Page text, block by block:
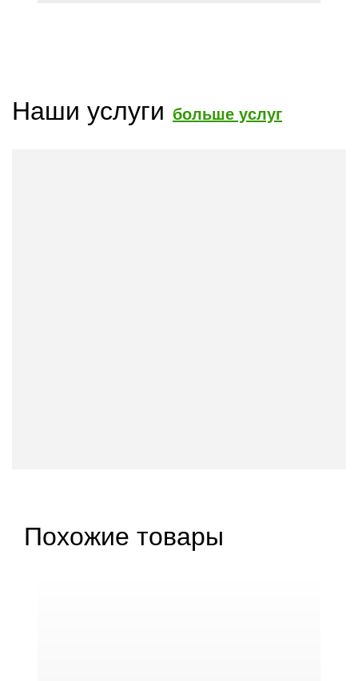
Наши услуги больше услуг
Похожие товары